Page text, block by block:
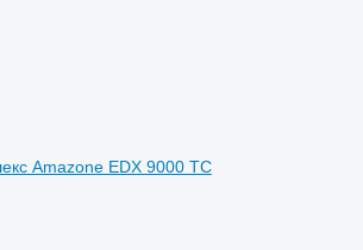
Amazone EDX 9000 TC